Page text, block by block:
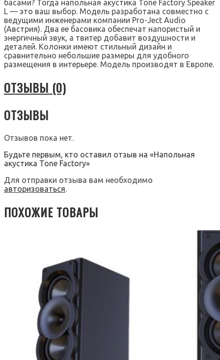
басами? Тогда напольная акустика Tone Factory Speaker
L — это ваш выбор. Модель разработана совместно с
ведущими инженерами компании Pro-Ject Audio
(Австрия). Два ее басовика обеспечат напористый и
энергичный звук, а твитер добавит воздушности и
деталей. Колонки имеют стильный дизайн и
сравнительно небольшие размеры для удобного
размещения в интерьере. Модель производят в Европе.
ОТЗЫВЫ (0)
ОТЗЫВЫ
Отзывов пока нет.
Будьте первым, кто оставил отзыв на «Напольная
акустика Tone Factory»
Для отправки отзыва вам необходимо
авторизоваться.
ПОХОЖИЕ ТОВАРЫ